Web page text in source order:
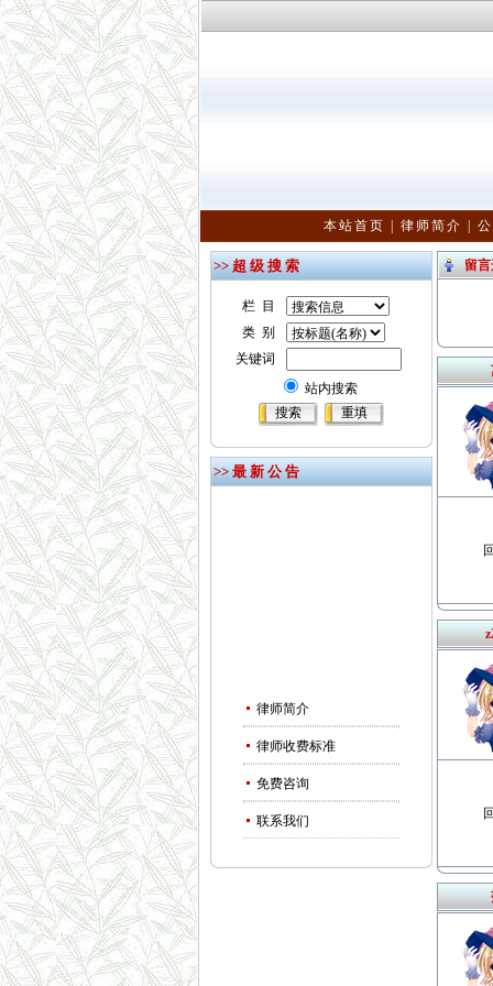
本站首页 律师简介
>> 超 级 搜 索
栏 目
类 别
关键词
站内搜索
>> 最 新 公 告
律师简介
律师收费标准
免费咨询
联系我们
留言